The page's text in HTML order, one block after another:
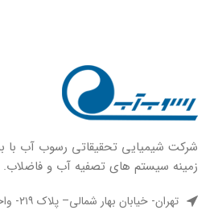
شركت شيميايى تحقیقاتی رسوب آب با
زمينه سيستم هاى تصفيه آب و فاضلاب.
تهران- خیابان بهار شمالی– پلاک ۲۱۹- واحد ۲